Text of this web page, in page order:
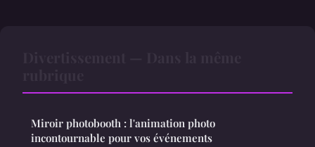
Miroir photobooth : l'animation photo
incontournable pour vos événements